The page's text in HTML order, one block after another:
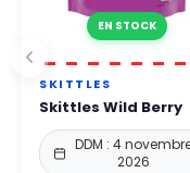
EN STOCK
SKITTLES
Skittles Wild Berry
DDM : 4
2026